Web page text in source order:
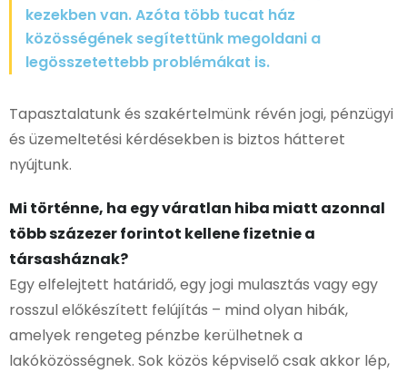
kezekben van. Azóta több tucat ház
közösségének segítettünk megoldani a
legösszetettebb problémákat is.
Tapasztalatunk és szakértelmünk révén jogi, pénzügyi
és üzemeltetési kérdésekben is biztos hátteret
nyújtunk.
Mi történne, ha egy váratlan hiba miatt azonnal
több százezer forintot kellene fizetnie a
társasháznak?
Egy elfelejtett határidő, egy jogi mulasztás vagy egy
rosszul előkészített felújítás – mind olyan hibák,
amelyek rengeteg pénzbe kerülhetnek a
lakóközösségnek. Sok közös képviselő csak akkor lép,